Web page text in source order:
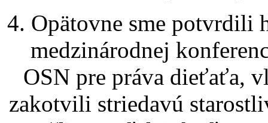
4. Opätovne sme potvrdili
medzinárodnej
OSN pre práva dieťaťa,
zakotvili striedavú